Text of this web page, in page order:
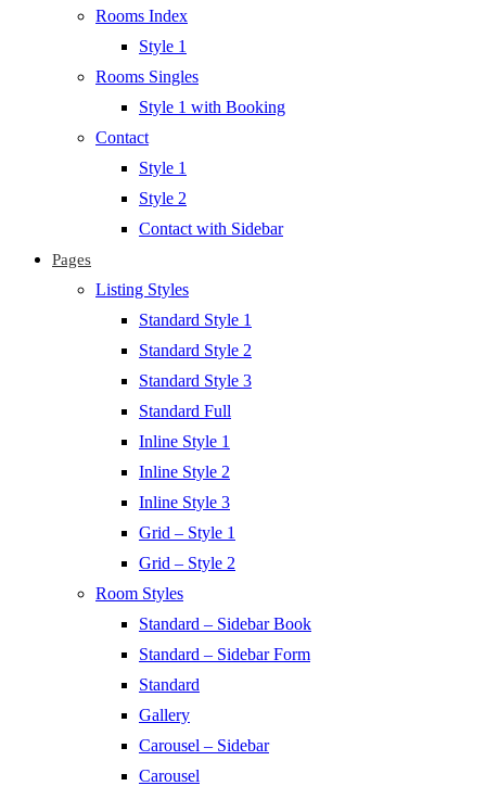
Rooms Index
Style 1
Rooms Singles
Style 1 with Booking
Contact
Style 1
Style 2
Contact with Sidebar
Pages
Listing Styles
Standard Style 1
Standard Style 2
Standard Style 3
Standard Full
Inline Style 1
Inline Style 2
Inline Style 3
Grid – Style 1
Grid – Style 2
Room Styles
Standard – Sidebar Book
Standard – Sidebar Form
Standard
Gallery
Carousel – Sidebar
Carousel